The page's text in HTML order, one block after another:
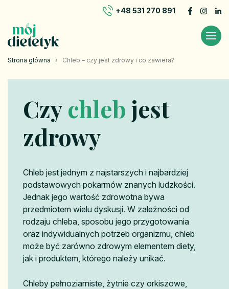
+48 531 270 891
Strona główna › Chleb – czy jest zdrowy i co zawiera?
Czy chleb jest
zdrowy
Chleb jest jednym z najstarszych i najbardziej
podstawowych pokarmów znanych ludzkości.
Jednak jego wartość zdrowotna bywa
przedmiotem wielu dyskusji. W zależności od
rodzaju chleba, sposobu jego przygotowania
oraz indywidualnych potrzeb organizmu, chleb
może być zarówno zdrowym elementem diety,
jak i produktem, którego należy unikać.
Chleby pełnoziarniste, żytnie czy orkiszowe,